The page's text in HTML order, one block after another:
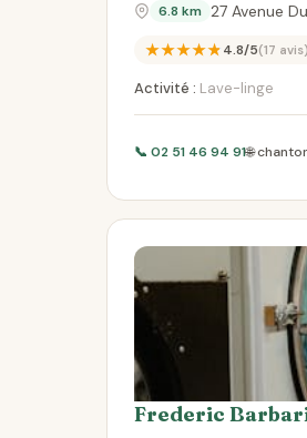
6.8 km 27 Avenue
★★★★★4.8/5(17 avis)
Activité : Lave-linge
📞 02 51 46 94 91🌐
Frederic